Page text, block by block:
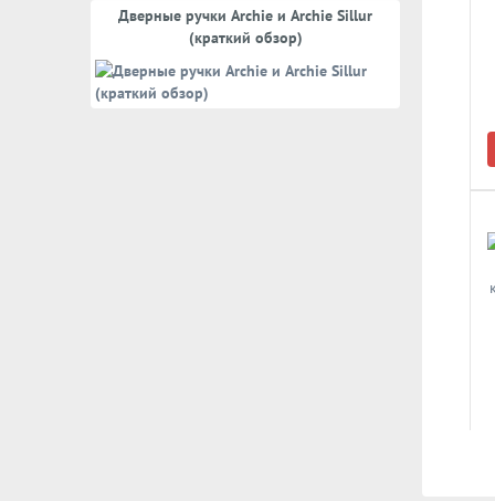
Дверные ручки Archie и Archie Sillur
(краткий обзор)